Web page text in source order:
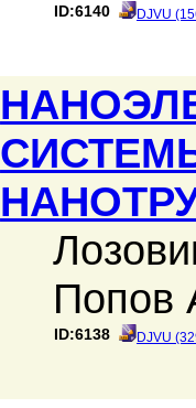
ID:6140 DJVU
Попов
ID:6138 DJVU